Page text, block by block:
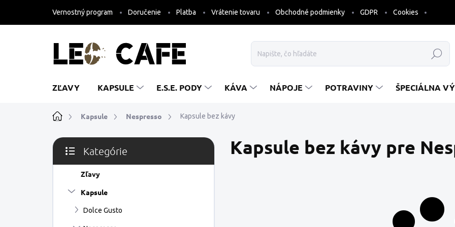
obsah
Vernostný program Doručenie Platba Vrátenie tovaru Obchodné podmienky GDPR Cookies
Hľadať
ZĽAVY KAPSULE E.S.E. PODY KÁVA NÁPOJE POTRAVINY ŠPECIÁLNA
DomovKapsule Nespresso Kapsule bez kávy
B
č
Preskočiť
kategórie
Kategórie
Zľavy
Kapsule
Dolce Gusto
Kapsule bez kávy pre